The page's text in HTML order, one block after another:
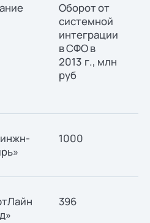
Оборот от
системной
интеграции
в СФО в
2013 г., млн
руб
1000
396